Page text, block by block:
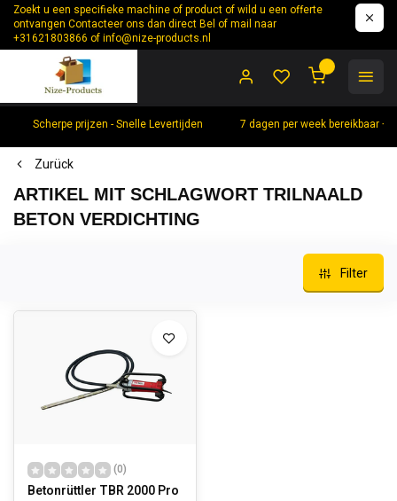
Zoekt u een specifieke machine of product of wild u een offerte
ontvangen Contacteer ons dan direct Bel of mail naar
+31621803866 ofinfo@nize-products.nl
Scherpe prijzen - Snelle Levertijden 7 dagen per week bereikbaar
Zurück
ARTIKEL MIT SCHLAGWORT TRILNAALD
BETON VERDICHTING
Filter
(0)
Betonrüttler TBR 2000 Pro